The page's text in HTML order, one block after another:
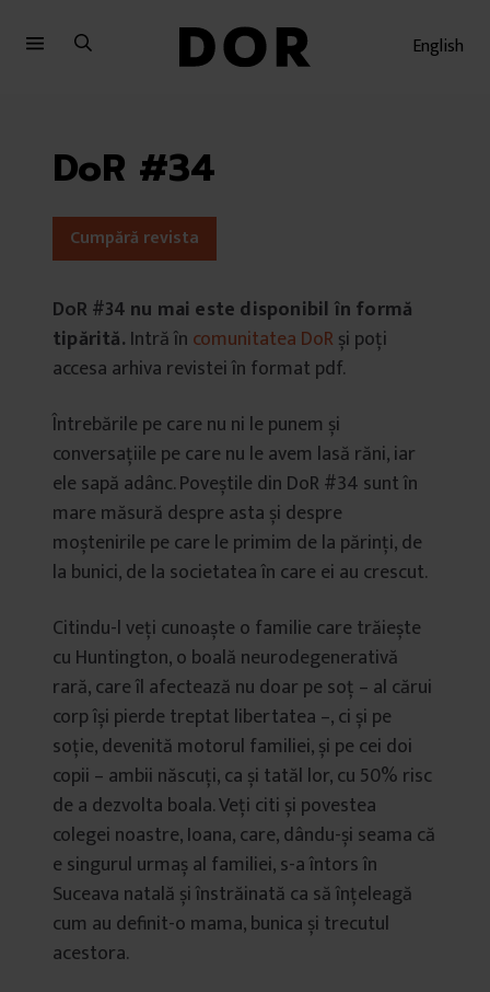
English
DoR #34
Cumpără revista
DoR #34 nu mai este disponibil în formă
tipărită. Intră în comunitatea DoR și poți
accesa arhiva revistei în format pdf.
Întrebările pe care nu ni le punem și
conversațiile pe care nu le avem lasă răni, iar
ele sapă adânc. Poveștile din DoR #34 sunt în
mare măsură despre asta și despre
moștenirile pe care le primim de la părinți, de
la bunici, de la societatea în care ei au crescut.
Citindu-l veți cunoaște o familie care trăiește
cu Huntington, o boală neurodegenerativă
rară, care îl afectează nu doar pe soț – al cărui
corp își pierde treptat libertatea –, ci și pe
soție, devenită motorul familiei, și pe cei doi
copii – ambii născuți, ca și tatăl lor, cu 50% risc
de a dezvolta boala. Veți citi și povestea
colegei noastre, Ioana, care, dându-și seama că
e singurul urmaș al familiei, s-a întors în
Suceava natală și înstrăinată ca să înțeleagă
cum au definit-o mama, bunica și trecutul
acestora.